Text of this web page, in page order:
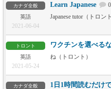
カナダ全般
英語
2021-06-04
Learn Japanese
0
Japanese tutor（トロント
トロント
英語
2021-05-24
ワクチンを選べる
ね（トロント）
カナダ全般
1日1時間読むだけ